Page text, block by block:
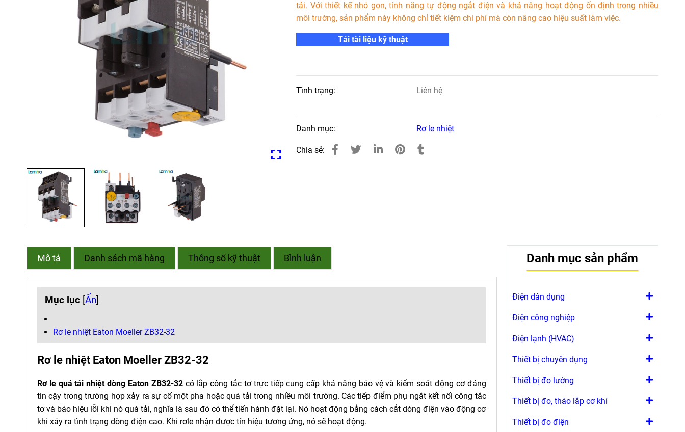
tải. Với thiết kế nhỏ gọn, tính năng tự động ngắt điện và khả năng hoạt động ổn định trong nhiều
môi trường, sản phẩm này không chỉ tiết kiệm chi phí mà còn nâng cao hiệu suất làm việc.
Tải tài liệu kỹ thuật
Tình trạng: Liên hệ
Danh mục: Rơ le nhiệt
Chia sẻ:
Mô tả Danh sách mã hàng Thông số kỹ thuật Bình luận
Mục lục [Ẩn]
Rơ le nhiệt Eaton Moeller ZB32-32
Rơ le nhiệt Eaton Moeller ZB32-32
Rơ le quá tải nhiệt dòng Eaton ZB32-32có lắp công tắc tơ trực tiếp cung cấp khả năng bảo vệ và kiểm soát động cơ đáng
tin cậy trong trường hợp xảy ra sự cố một pha hoặc quá tải trong nhiều môi trường. Các tiếp điểm phụ ngắt kết nối công tắc
tơ và báo hiệu lỗi khi nó quá tải, nghĩa là sau đó có thể tiến hành đặt lại. Nó hoạt động bằng cách cắt dòng điện vào động cơ
khi xảy ra tình trạng dòng điện cao. Khi rơle nhận được tín hiệu tương ứng, nó sẽ hoạt động.
Danh mục sản phẩm
Điện dân dụng
Điện công nghiệp
Điện lạnh (HVAC)
Thiết bị chuyên dụng
Thiết bị đo lường
Thiết bị đo, tháo lắp cơ khí
Thiết bị đo điện